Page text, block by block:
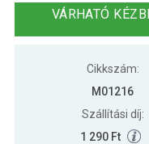
MOVIT
cm 64
VÁRHATÓ
Cikkszám:
M01216
Szállítási díj:
1 290 Ft